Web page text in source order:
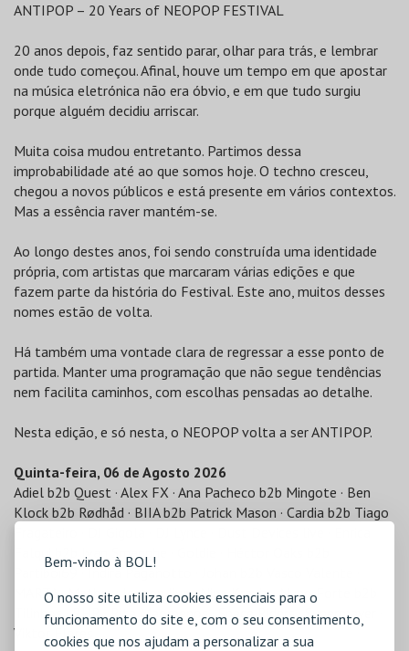
Bem-vindo à BOL!
O nosso site utiliza cookies essenciais para o
funcionamento do site e, com o seu consentimento,
cookies que nos ajudam a personalizar a sua
ANTIPOP – 20 Years of NEOPOP FESTIVAL
20 anos depois, faz sentido parar, olhar para trás, e lembrar
onde tudo começou. Afinal, houve um tempo em que apostar
na música eletrónica não era óbvio, e em que tudo surgiu
porque alguém decidiu arriscar.
Muita coisa mudou entretanto. Partimos dessa
improbabilidade até ao que somos hoje. O techno cresceu,
chegou a novos públicos e está presente em vários contextos.
Mas a essência raver mantém-se.
Ao longo destes anos, foi sendo construída uma identidade
própria, com artistas que marcaram várias edições e que
fazem parte da história do Festival. Este ano, muitos desses
nomes estão de volta.
Há também uma vontade clara de regressar a esse ponto de
partida. Manter uma programação que não segue tendências
nem facilita caminhos, com escolhas pensadas ao detalhe.
Nesta edição, e só nesta, o NEOPOP volta a ser ANTIPOP.
Quinta-feira, 06 de Agosto 2026
Adiel b2b Quest · Alex FX · Ana Pacheco b2b Mingote · Ben
Klock b2b Rødhåd · BIIA b2b Patrick Mason · Cardia b2b Tiago
Falqui b2b Ivan Smagghe · Goldie · Héctor Oaks b2b
Partiboi69 · Indira Paganotto · Johan b2b Vasco Valente ·
MARTA · Mathew Jonson live · Nina Kraviz · Nuno Forte b2b
Tilinhos · RHR · Rita Maomenos · Space Riders · Supermayer ·
Viktor Flores